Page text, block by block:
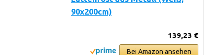
90x200cm)
139,23 €
Bei Amazon ansehen